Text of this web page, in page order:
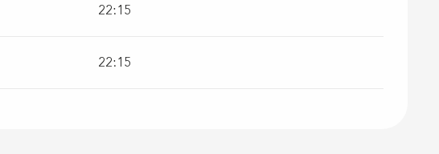
22:15
22:15